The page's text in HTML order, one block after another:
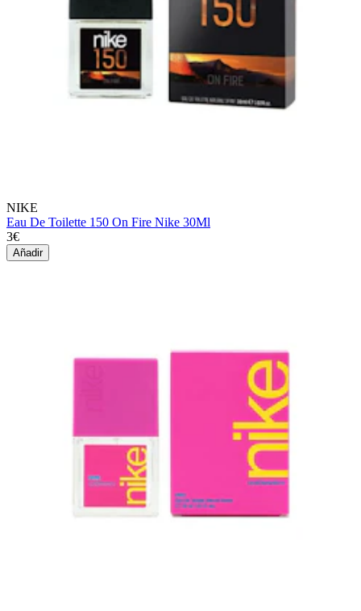
NIKE
Eau De Toilette 150 On Fire Nike 30Ml
3€
Añadir